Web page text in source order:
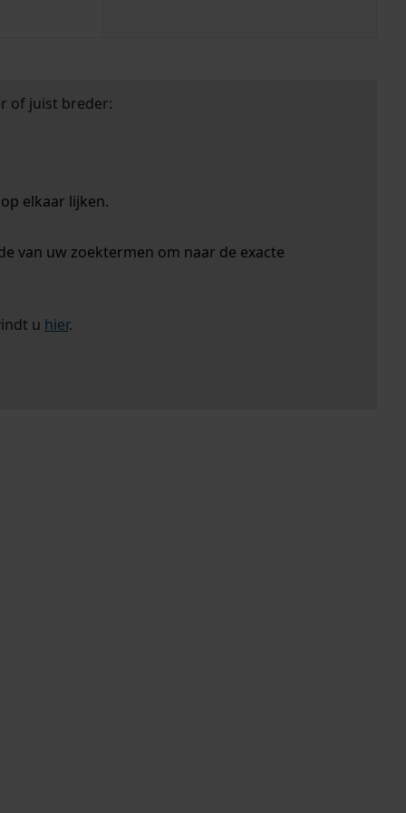
of juist breder:
elkaar lijken.
van uw zoektermen om naar de exacte
u hier.